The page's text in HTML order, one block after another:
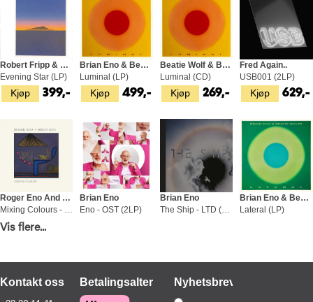
Kjøp
Robert Fripp & Brian Eno
Evening Star (LP)
399,- Kjøp
Brian Eno & Beatie Wolfe
Luminal (LP)
499,- Kjøp
Beatie Wolf & Brian Eno
Luminal (CD)
269,- Kjøp
Fred Again..
USB001 (2LP)
629,-
Kjøp
Roger Eno And Brian Eno
649,-
Brian Eno
Eno - OST (2LP)
Brian Eno
The Ship - LTD (LP)
Brian Eno & Beatie Wolfe
Lateral (LP)
Vis flere...
Kontakt oss BetalingsalternativerNyhetsbrev